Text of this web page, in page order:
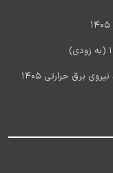
آخرین اخبار استخدام شرکت مادر تخصصی تولید نیروی برق حرارتی 1405